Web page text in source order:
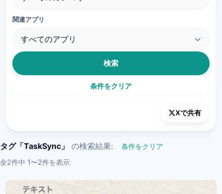
関連アプリ
検索
条件をクリア
Xで共有
タグ「TaskSync」 の検索結果: 条件をクリア
全2件中 1〜2件を表示